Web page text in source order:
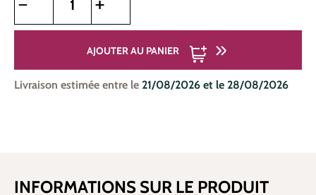
AJOUTER AU PANIER
Livraison estimée entre le 21/08/2026 et le 28/08/2026
INFORMATIONS SUR LE PRODUIT